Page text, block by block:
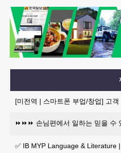
[미전역 | 스마트폰 부업/창업] 고
⏩️⏩️⏩️ 손님편에서 일하는 믿을 수
✅ IB MYP Language & Literature